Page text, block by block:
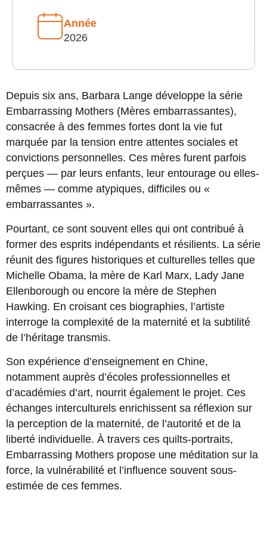
Année
2026
Depuis six ans, Barbara Lange développe la série
Embarrassing Mothers (Mères embarrassantes),
consacrée à des femmes fortes dont la vie fut
marquée par la tension entre attentes sociales et
convictions personnelles. Ces mères furent parfois
perçues — par leurs enfants, leur entourage ou elles-
mêmes — comme atypiques, difficiles ou «
embarrassantes ».
Pourtant, ce sont souvent elles qui ont contribué à
former des esprits indépendants et résilients. La série
réunit des figures historiques et culturelles telles que
Michelle Obama, la mère de Karl Marx, Lady Jane
Ellenborough ou encore la mère de Stephen
Hawking. En croisant ces biographies, l’artiste
interroge la complexité de la maternité et la subtilité
de l’héritage transmis.
Son expérience d’enseignement en Chine,
notamment auprès d’écoles professionnelles et
d’académies d’art, nourrit également le projet. Ces
échanges interculturels enrichissent sa réflexion sur
la perception de la maternité, de l’autorité et de la
liberté individuelle. À travers ces quilts-portraits,
Embarrassing Mothers propose une méditation sur la
force, la vulnérabilité et l’influence souvent sous-
estimée de ces femmes.